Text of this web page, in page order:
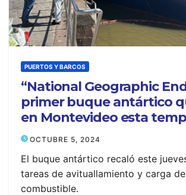
PUERTOS Y BARCOS
“National Geographic
primer buque antártico
en Montevideo esta
OCTUBRE 5, 2024
El buque antártico recaló este
tareas de avituallamiento y carga de
combustible.